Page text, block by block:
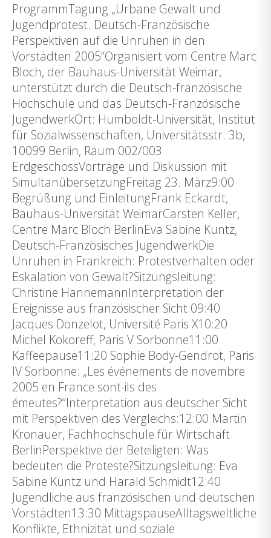
ProgrammTagung „Urbane Gewalt und
Jugendprotest. Deutsch-Französische
Perspektiven auf die Unruhen in den
Vorstädten 2005“Organisiert vom Centre Marc
Bloch, der Bauhaus-Universität Weimar,
unterstützt durch die Deutsch-französische
Hochschule und das Deutsch-Französische
JugendwerkOrt: Humboldt-Universität, Institut
für Sozialwissenschaften, Universitätsstr. 3b,
10099 Berlin, Raum 002/003
ErdgeschossVorträge und Diskussion mit
SimultanübersetzungFreitag 23. März9:00
Begrüßung und EinleitungFrank Eckardt,
Bauhaus-Universität WeimarCarsten Keller,
Centre Marc Bloch BerlinEva Sabine Kuntz,
Deutsch-Französisches JugendwerkDie
Unruhen in Frankreich: Protestverhalten oder
Eskalation von Gewalt?Sitzungsleitung:
Christine HannemannInterpretation der
Ereignisse aus französischer Sicht:09:40
Jacques Donzelot, Université Paris X10:20
Michel Kokoreff, Paris V Sorbonne11:00
Kaffeepause11:20 Sophie Body-Gendrot, Paris
IV Sorbonne: „Les événements de novembre
2005 en France sont-ils des
émeutes?“Interpretation aus deutscher Sicht
mit Perspektiven des Vergleichs:12:00 Martin
Kronauer, Fachhochschule für Wirtschaft
BerlinPerspektive der Beteiligten: Was
bedeuten die Proteste?Sitzungsleitung: Eva
Sabine Kuntz und Harald Schmidt12:40
Jugendliche aus französischen und deutschen
Vorstädten13:30 MittagspauseAlltagsweltliche
Konflikte, Ethnizität und soziale